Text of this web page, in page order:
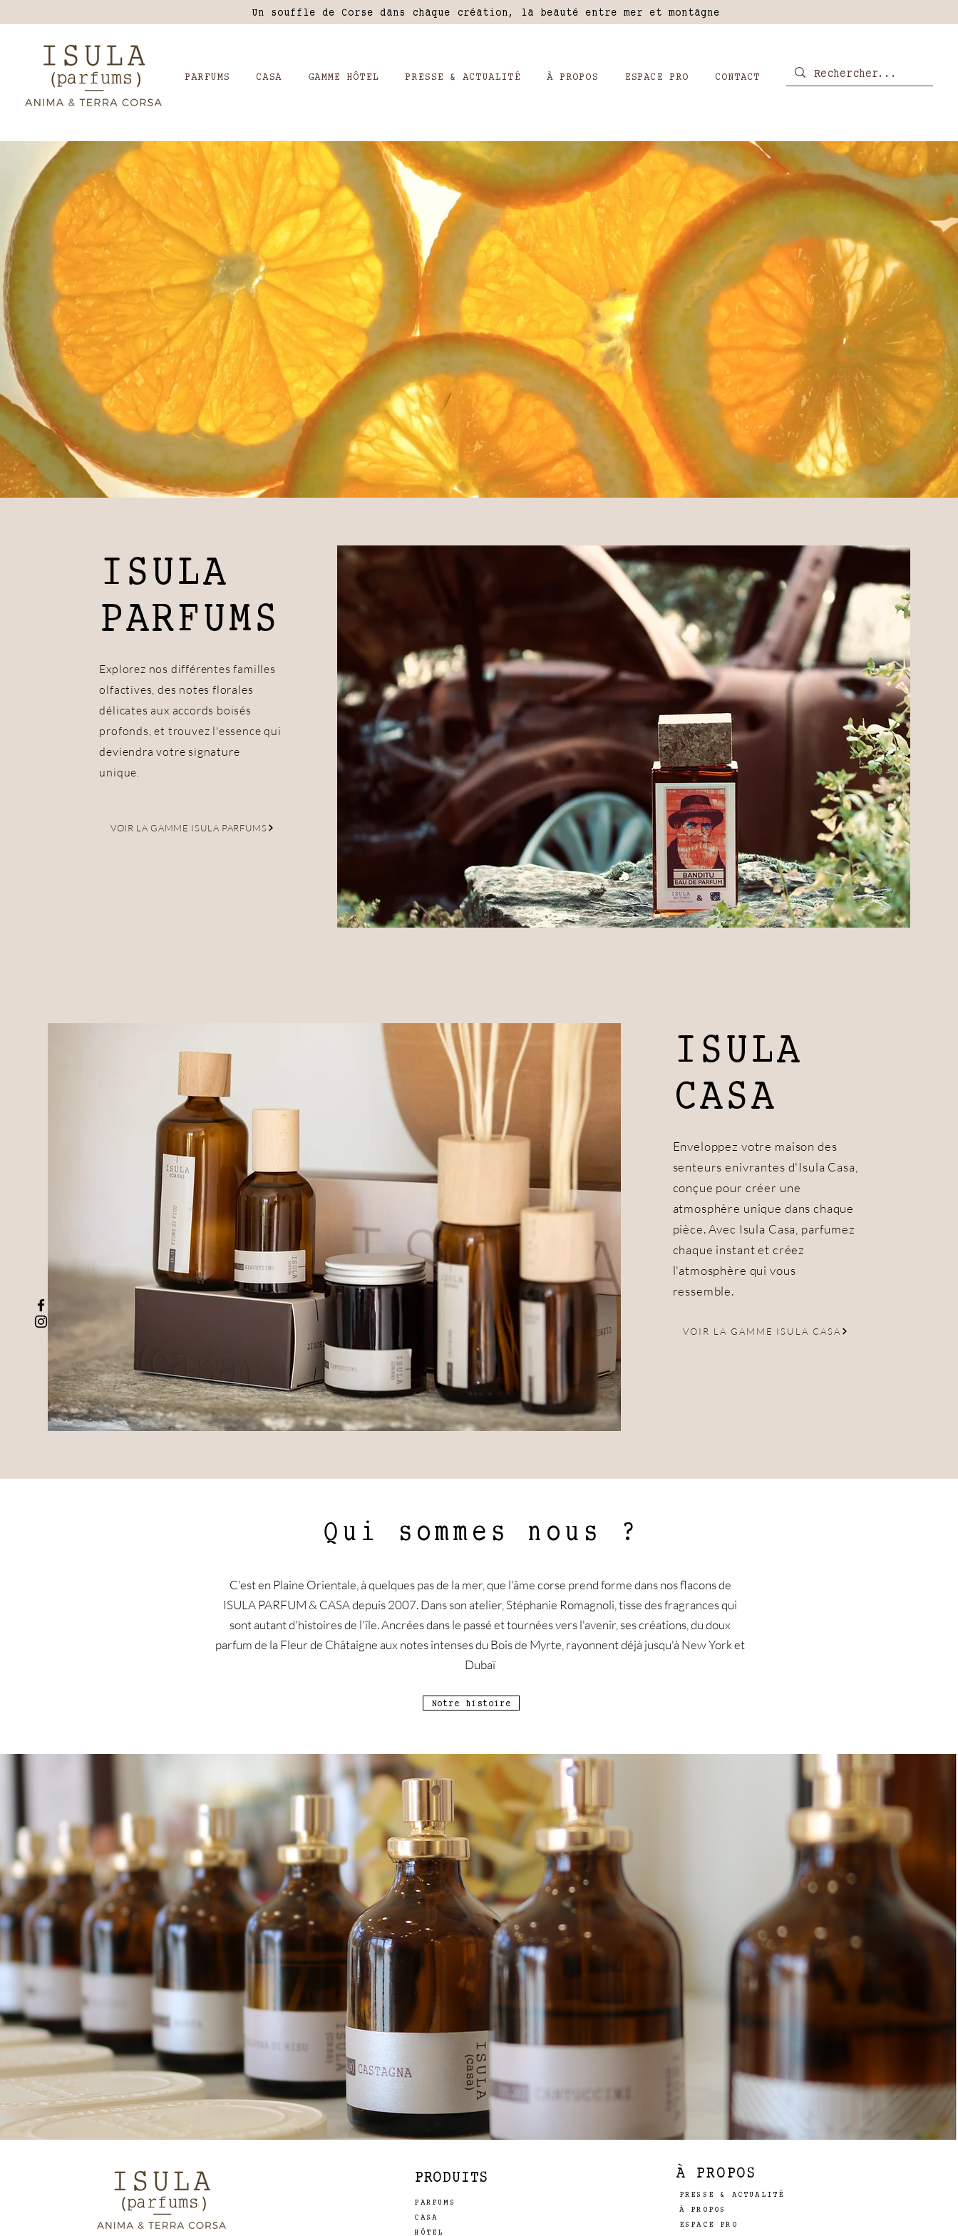
Un souffle de Corse dans chaque création, la beauté entre mer et montagne
PARFUMS CASA GAMME HÔTEL PRESSE & ACTUALITÉ À PROPOS ESPACE PRO CONTACT
ISULA
PARFUMS
Explorez nos différentes familles
olfactives, des notes florales
délicates aux accords boisés
profonds, et trouvez l'essence qui
deviendra votre signature
unique.
VOIR LA GAMME ISULA PARFUMS
ISULA
CASA
Enveloppez votre maison des
senteurs enivrantes d'Isula Casa,
conçue pour créer une
atmosphère unique dans chaque
pièce. Avec Isula Casa, parfumez
chaque instant et créez
l'atmosphère qui vous
ressemble.
VOIR LA GAMME ISULA CASA
Qui sommes nous ?
C'est en Plaine Orientale, à quelques pas de la mer, que l'âme corse prend forme dans nos flacons de
ISULA PARFUM & CASA depuis 2007. Dans son atelier, Stéphanie Romagnoli, tisse des fragrances qui
sont autant d'histoires de l'île. Ancrées dans le passé et tournées vers l'avenir, ses créations, du doux
parfum de la Fleur de Châtaigne aux notes intenses du Bois de Myrte, rayonnent déjà jusqu'à New York et
Dubaï
Notre histoire
PRODUITS
PARFUMS
CASA
HÔTEL
À PROPOS
PRESSE & ACTUALITÉ
À PROPOS
ESPACE PRO